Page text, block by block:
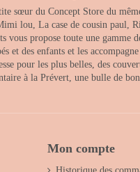
sœur du Concept Store du
lou, La case de cousin
vous propose toute une
et des enfants et les
pour les plus belles, des
à la Prévert, une bulle de
Mon compte